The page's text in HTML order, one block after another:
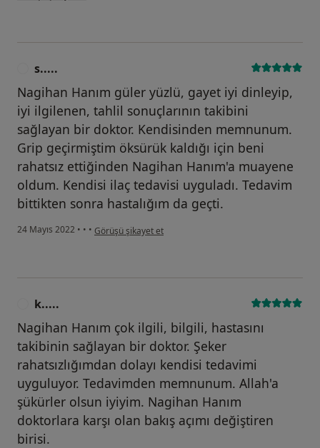
s.....
Nagihan Hanım güler yüzlü, gayet iyi dinleyip,
iyi ilgilenen, tahlil sonuçlarının takibini
sağlayan bir doktor. Kendisinden memnunum.
Grip geçirmiştim öksürük kaldığı için beni
rahatsız ettiğinden Nagihan Hanım'a muayene
oldum. Kendisi ilaç tedavisi uyguladı. Tedavim
bittikten sonra hastalığım da geçti.
24 Mayıs 2022 • • • kullanıcının görüşüne göre s.....
Görüşü şikayet et
k.....
Nagihan Hanım çok ilgili, bilgili, hastasını
takibinin sağlayan bir doktor. Şeker
rahatsızlığımdan dolayı kendisi tedavimi
uyguluyor. Tedavimden memnunum. Allah'a
şükürler olsun iyiyim. Nagihan Hanım
doktorlara karşı olan bakış açımı değiştiren
birisi.